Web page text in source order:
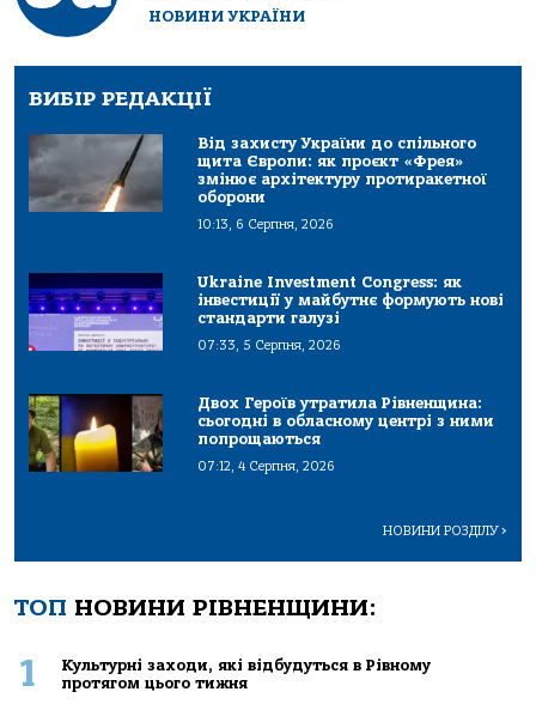
НОВИНИ УКРАЇНИ
ВИБІР РЕДАКЦІЇ
Від захисту України до спільного
щита Європи: як проєкт «Фрея»
змінює архітектуру протиракетної
оборони
10:13, 6 Серпня, 2026
Ukraine Investment Congress: як
інвестиції у майбутнє формують нові
стандарти галузі
07:33, 5 Серпня, 2026
Двох Героїв утратила Рівненщина:
сьогодні в обласному центрі з ними
попрощаються
07:12, 4 Серпня, 2026
НОВИНИ РОЗДІЛУ>
ТОП НОВИНИ РІВНЕНЩИНИ:
1
Культурні заходи, які відбудуться в Рівному
протягом цього тижня